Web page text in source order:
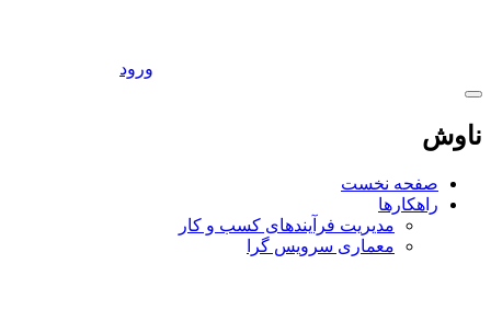
ورود
ناوش
صفحه نخست
راهکارها
مدیریت فرآیندهای کسب و کار
معماری سرویس گرا